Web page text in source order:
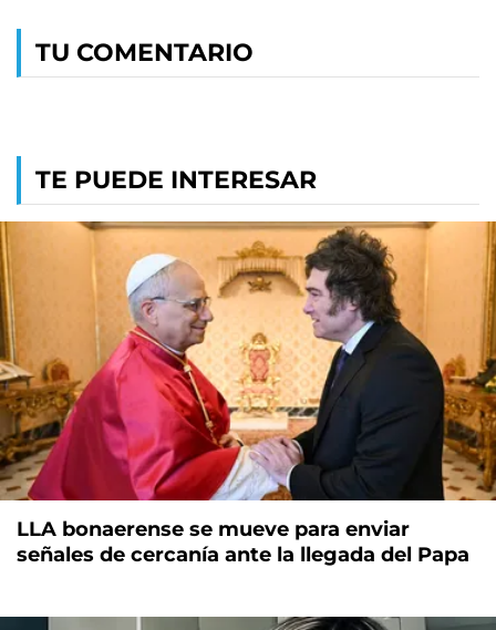
TU COMENTARIO
TE PUEDE INTERESAR
LLA bonaerense se mueve para enviar
señales de cercanía ante la llegada del Papa